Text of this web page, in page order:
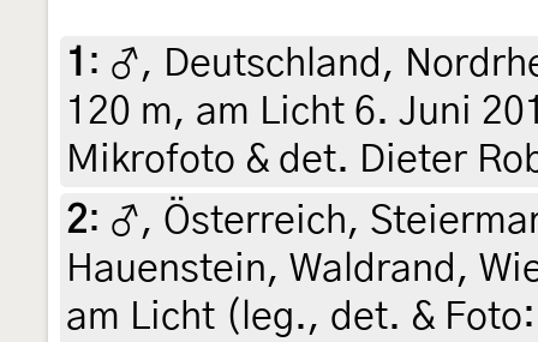
1 : ♂, Deutschland,
120 m, am Licht 6. Juni
Mikrofoto & det. Dieter
2: ♂, Österreich,
Hauenstein, Waldrand,
am Licht (leg., det. &